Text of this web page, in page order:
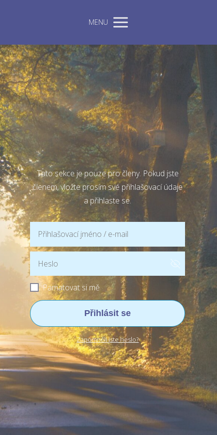
MENU
Tato sekce je pouze pro členy. Pokud jste
členem, vložte prosím své přihlašovací údaje
a přihlaste se.
Pamatovat si mě
Přihlásit se
Zapomněli jste heslo?